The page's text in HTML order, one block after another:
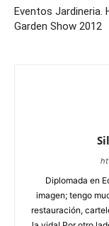
Eventos Jardineria.
Garden Show 2012
Diplomada en
imagen; tengo
restauración,